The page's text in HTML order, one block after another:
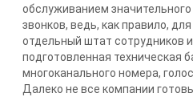
обслуживанием
звонков, ведь, как правило,
отдельный штат сотрудников
подготовленная техническая
многоканального номера,
Далеко не все компании